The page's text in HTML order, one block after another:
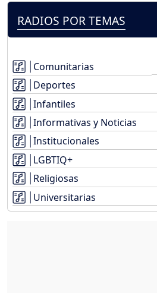
RADIOS POR TEMAS
Comunitarias
Deportes
Infantiles
Informativas y Noticias
Institucionales
LGBTIQ+
Religiosas
Universitarias